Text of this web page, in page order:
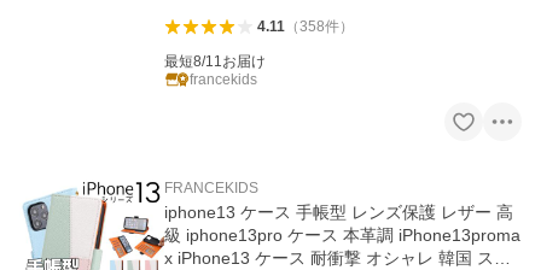
4.11（358件）
最短8/11お届け
francekids
FRANCEKIDS
iphone13 ケース 手帳型 レンズ保護 レザー 高
級 iphone13pro ケース 本革調 iPhone13proma
x iPhone13 ケース 耐衝撃 オシャレ 韓国 スト